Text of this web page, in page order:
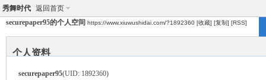
秀舞时代 返回首页
securepaper95的个人空间 https://www.xiuwushidai.com/?1892360 [收藏] [复制] [RSS]
个人资料
securepaper95(UID: 1892360)